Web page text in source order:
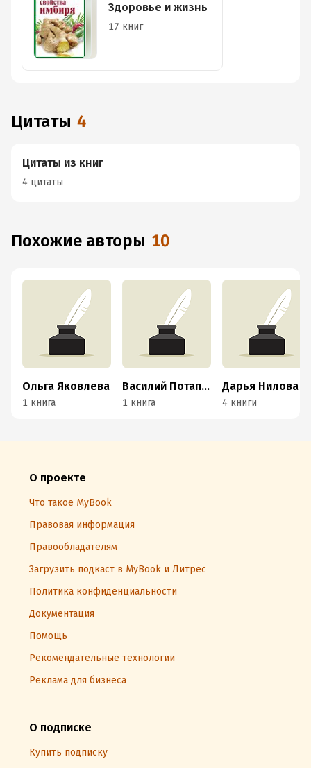
Здоровье и жизнь
17 книг
Цитаты 4
Цитаты из книг
4 цитаты
Похожие авторы 10
Ольга Яковлева
1 книга
Василий Потапенко
1 книга
Дарья Нилова
4 книги
О проекте
Что такое MyBook
Правовая информация
Правообладателям
Загрузить подкаст в MyBook и Литрес
Политика конфиденциальности
Документация
Помощь
Рекомендательные технологии
Реклама для бизнеса
О подписке
Купить подписку